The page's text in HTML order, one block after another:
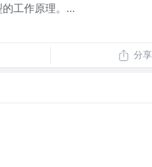
工作原理。...
分享